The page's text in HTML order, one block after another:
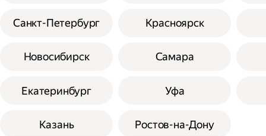
Санкт-Петербург
Новосибирск
Екатеринбург
Казань
Красноярск
Самара
Уфа
Ростов-на-Дону